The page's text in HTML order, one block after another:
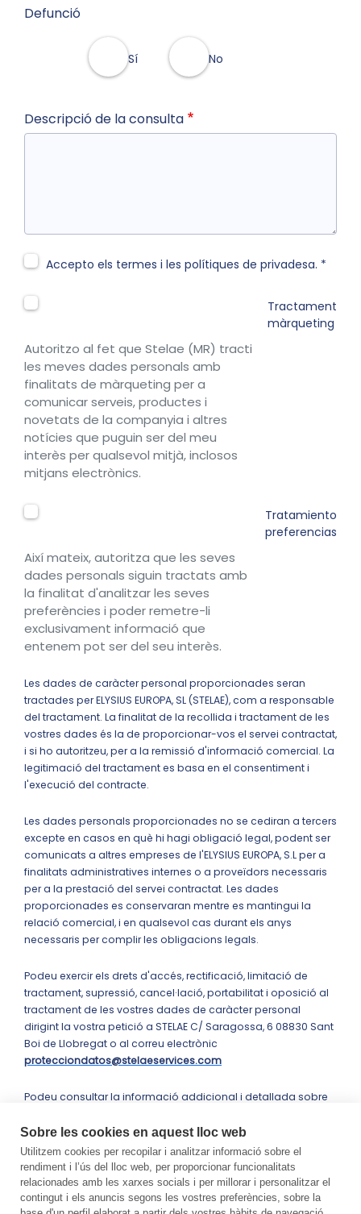
Defunció
Sí No
Descripció de la consulta
Accepto els termes i les polítiques de privadesa. *
Tractament
màrqueting
Autoritzo al fet que Stelae (MR) tracti
les meves dades personals amb
finalitats de màrqueting per a
comunicar serveis, productes i
novetats de la companyia i altres
notícies que puguin ser del meu
interès per qualsevol mitjà, inclosos
mitjans electrònics.
Tratamiento
preferencias
Així mateix, autoritza que les seves
dades personals siguin tractats amb
la finalitat d'analitzar les seves
preferències i poder remetre-li
exclusivament informació que
entenem pot ser del seu interès.
Les dades de caràcter personal proporcionades seran
tractades per ELYSIUS EUROPA, SL (STELAE), com a responsable
del tractament. La finalitat de la recollida i tractament de les
vostres dades és la de proporcionar-vos el servei contractat,
i si ho autoritzeu, per a la remissió d'informació comercial. La
legitimació del tractament es basa en el consentiment i
l'execució del contracte.
Les dades personals proporcionades no se cediran a tercers
excepte en casos en què hi hagi obligació legal, podent ser
comunicats a altres empreses de l'ELYSIUS EUROPA, S.L per a
finalitats administratives internes o a proveïdors necessaris
per a la prestació del servei contractat. Les dades
proporcionades es conservaran mentre es mantingui la
relació comercial, i en qualsevol cas durant els anys
necessaris per complir les obligacions legals.
Podeu exercir els drets d'accés, rectificació, limitació de
tractament, supressió, cancel·lació, portabilitat i oposició al
tractament de les vostres dades de caràcter personal
dirigint la vostra petició a STELAE C/ Saragossa, 6 08830 Sant
Boi de Llobregat o al correu electrònic
protecciondatos@stelaeservices.com
Podeu consultar la informació addicional i detallada sobre
Sol·licitar informació
Sobre les cookies en aquest lloc web
Utilitzem cookies per recopilar i analitzar informació sobre el
rendiment i l’ús del lloc web, per proporcionar funcionalitats
relacionades amb les xarxes socials i per millorar i personalitzar el
contingut i els anuncis segons les vostres preferències, sobre la